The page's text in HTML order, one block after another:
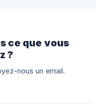
ce que vous
?
nous un email.